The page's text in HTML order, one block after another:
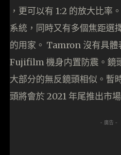
，更可以有 1:2 的放大比率
系統，同時又有多個焦距選
的用家。 Tamron 沒有具體
Fujifilm 機身内置防震。鏡
大部分的無反鏡頭相似。暫
頭將會於 2021 年尾推出市場
- 廣告 -